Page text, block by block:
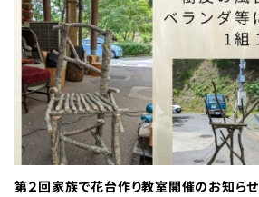
第２回家族で花台作り教室開催のお知らせ